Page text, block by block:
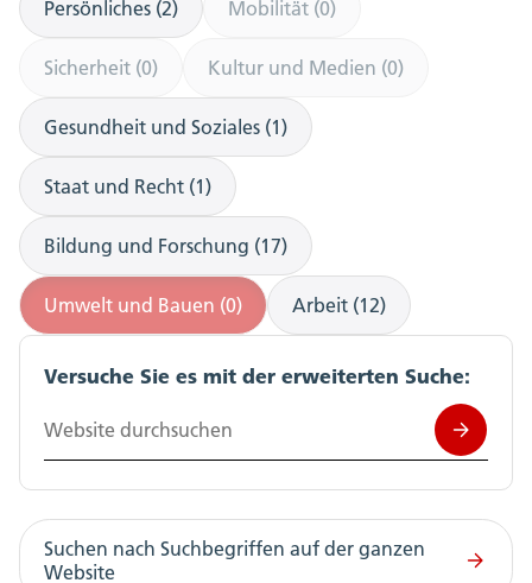
Persönliches (2) Mobilität (0)
Sicherheit (0) Kultur und Medien (0)
Gesundheit und Soziales (1)
Staat und Recht (1)
Bildung und Forschung (17)
Umwelt und Bauen (0) Arbeit (12)
Versuche Sie es mit der erweiterten Suche:
Website durchsuchen
Suchen nach Suchbegriffen auf der ganzen
Website